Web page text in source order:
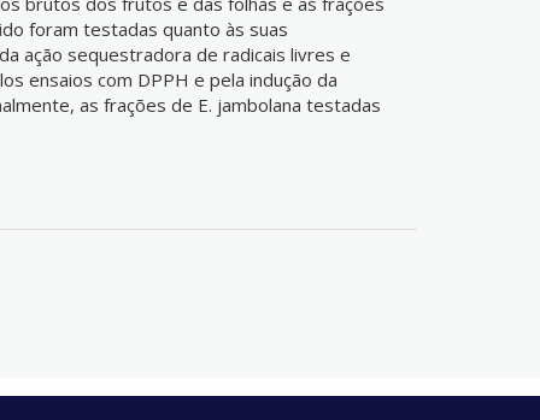
foram testadas quanto às suas
ação sequestradora de radicais livres e
ensaios com DPPH e pela indução da
as frações de E. jambolana testadas